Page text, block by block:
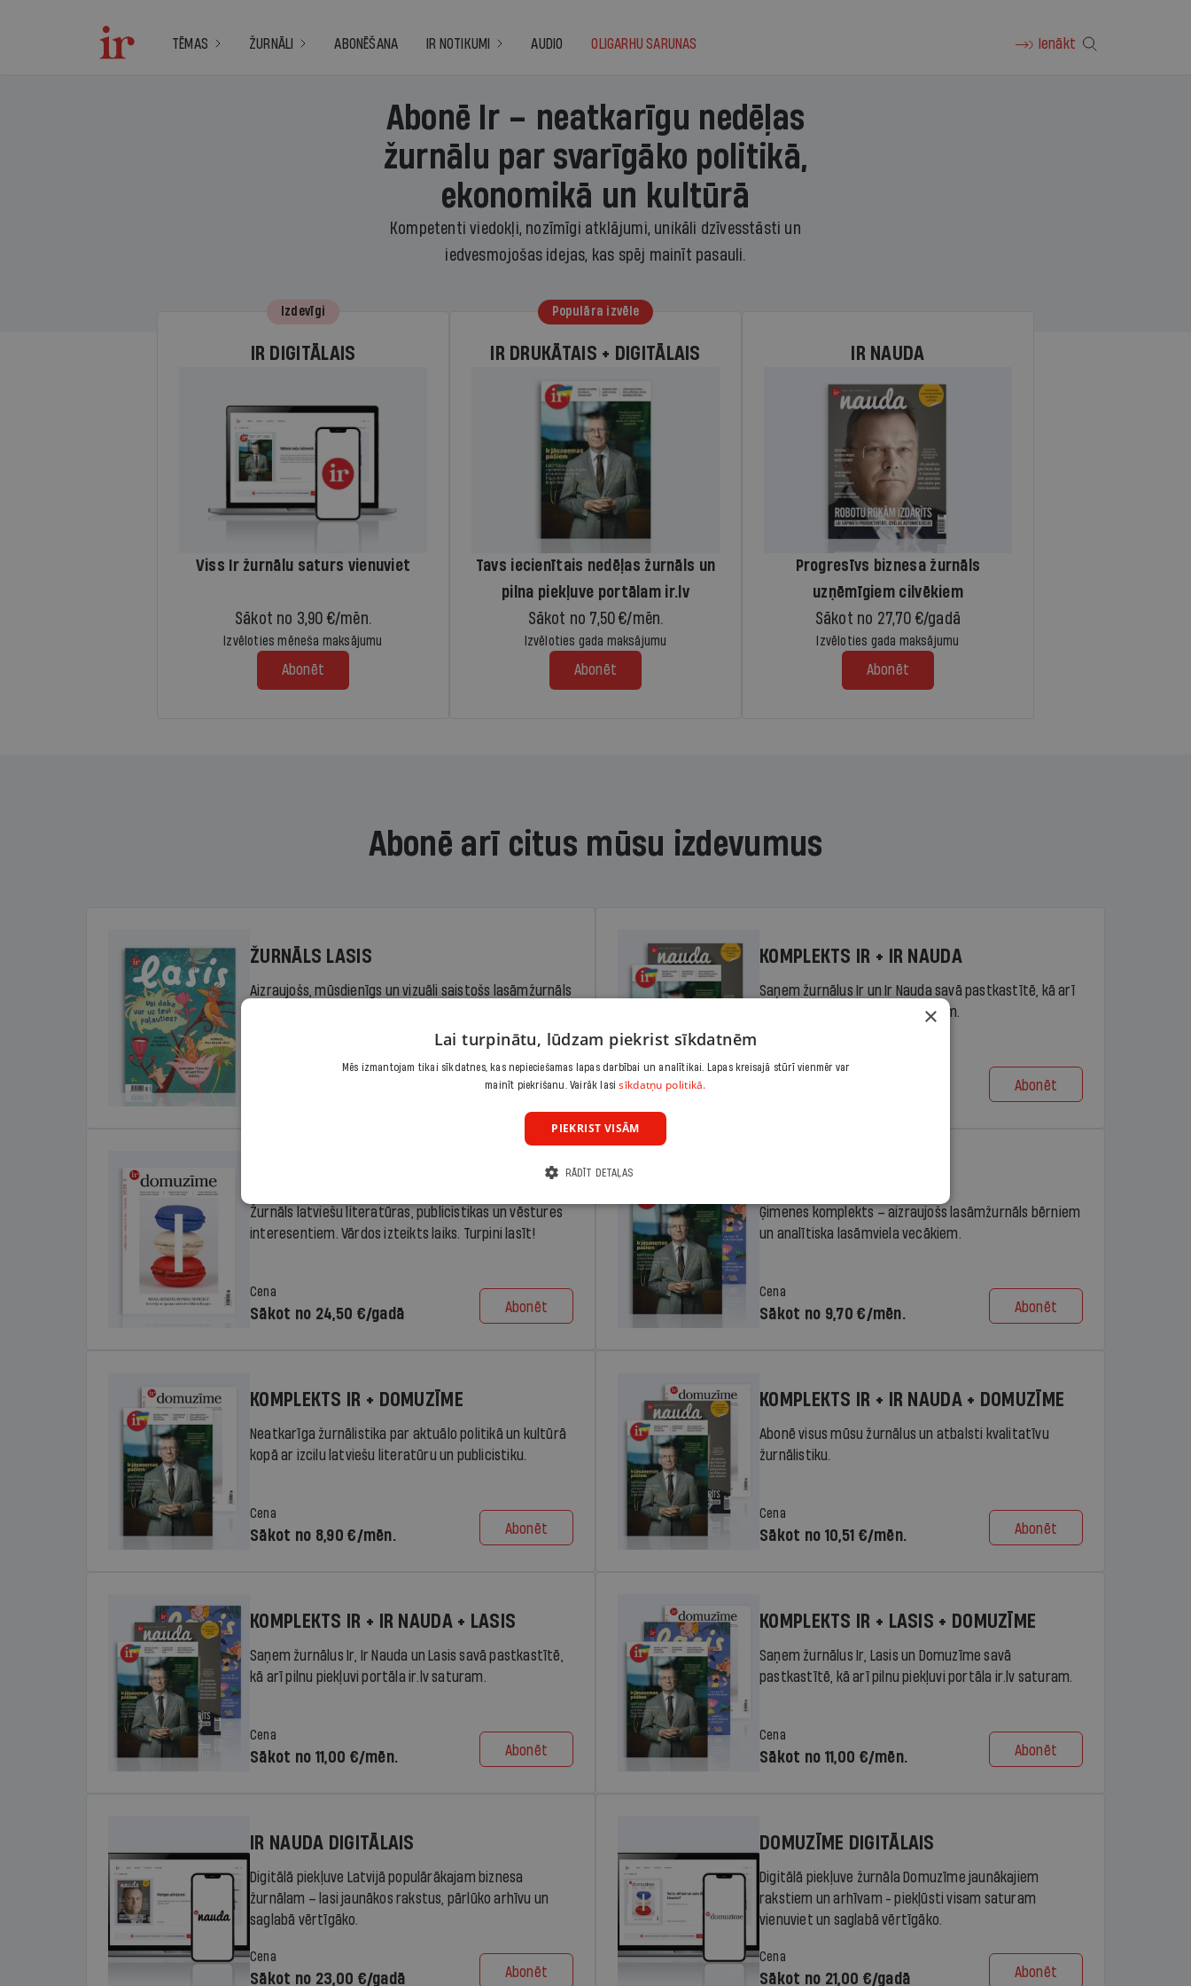
TĒMAS ŽURNĀLI ABONĒŠANA IR NOTIKUMI AUDIO OLIGARHU SARUNAS Ienākt
Abonē Ir – neatkarīgu nedēļas
žurnālu par svarīgāko politikā,
ekonomikā un kultūrā
Kompetenti viedokļi, nozīmīgi atklājumi, unikāli dzīvesstāsti un
iedvesmojošas idejas, kas spēj mainīt pasauli.
Izdevīgi
IR DIGITĀLAIS
Viss Ir žurnālu saturs vienuviet
Sākot no 3,90 €/mēn.
Izvēloties mēneša maksājumu
Abonēt
Populāra izvēle
IR DRUKĀTAIS + DIGITĀLAIS
Tavs iecienītais nedēļas žurnāls un
pilna piekļuve portālam ir.lv
Sākot no 7,50 €/mēn.
Izvēloties gada maksājumu
Abonēt
IR NAUDA
Progresīvs biznesa žurnāls
uzņēmīgiem cilvēkiem
Sākot no 27,70 €/gadā
Izvēloties gada maksājumu
Abonēt
Abonē arī citus mūsu izdevumus
ŽURNĀLS LASIS
Aizraujošs, mūsdienīgs un vizuāli saistošs lasāmžurnāls
Abonēt
KOMPLEKTS IR + IR NAUDA
Saņem žurnālus Ir un Ir Nauda savā pastkastītē, kā arī
pilnu piekļuvi portāla ir.lv saturam.
Cena
Abonēt
Žurnāls latviešu literatūras, publicistikas un vēstures
interesentiem. Vārdos izteikts laiks. Turpini lasīt!
Cena
Sākot no 24,50 €/gadā Abonēt
Ģimenes komplekts – aizraujošs lasāmžurnāls bērniem
un analītiska lasāmviela vecākiem.
Cena
Sākot no 9,70 €/mēn. Abonēt
KOMPLEKTS IR + DOMUZĪME
Neatkarīga žurnālistika par aktuālo politikā un kultūrā
kopā ar izcilu latviešu literatūru un publicistiku.
Cena
Sākot no 8,90 €/mēn. Abonēt
KOMPLEKTS IR + IR NAUDA + DOMUZĪME
Abonē visus mūsu žurnālus un atbalsti kvalitatīvu
žurnālistiku.
Cena
Sākot no 10,51 €/mēn. Abonēt
KOMPLEKTS IR + IR NAUDA + LASIS
Saņem žurnālus Ir, Ir Nauda un Lasis savā pastkastītē,
kā arī pilnu piekļuvi portāla ir.lv saturam.
Cena
Sākot no 11,00 €/mēn. Abonēt
KOMPLEKTS IR + LASIS + DOMUZĪME
Saņem žurnālus Ir, Lasis un Domuzīme savā
pastkastītē, kā arī pilnu piekļuvi portāla ir.lv saturam.
Cena
Sākot no 11,00 €/mēn. Abonēt
IR NAUDA DIGITĀLAIS
Digitālā piekļuve Latvijā populārākajam biznesa
žurnālam – lasi jaunākos rakstus, pārlūko arhīvu un
saglabā vērtīgāko.
Cena
Sākot no 23,00 €/gadā Abonēt
DOMUZĪME DIGITĀLAIS
Digitālā piekļuve žurnāla Domuzīme jaunākajiem
rakstiem un arhīvam - piekļūsti visam saturam
vienuviet un saglabā vērtīgāko.
Cena
Sākot no 21,00 €/gadā Abonēt
×
Lai turpinātu, lūdzam piekrist sīkdatnēm
Mēs izmantojam tikai sīkdatnes, kas nepieciešamas lapas darbībai un analītikai. Lapas kreisajā stūrī vienmēr var
mainīt piekrišanu. Vairāk lasisīkdatņu politikā.
PIEKRIST VISĀM
RĀDĪT DETAĻAS